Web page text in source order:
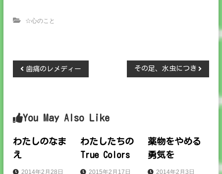
☆心のこと
投
ナ
ビ
ゲ
歯痛のレメディー その足、水虫につき
You May Also Like
わたしのなま
え
2014年2月28日
わたしたちの
True Colors
2015年2月17日
薬物をやめる
勇気を
2014年2月3日